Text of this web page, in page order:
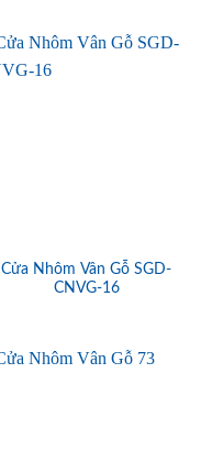
Cửa Nhôm Vân Gỗ SGD-
CNVG-16